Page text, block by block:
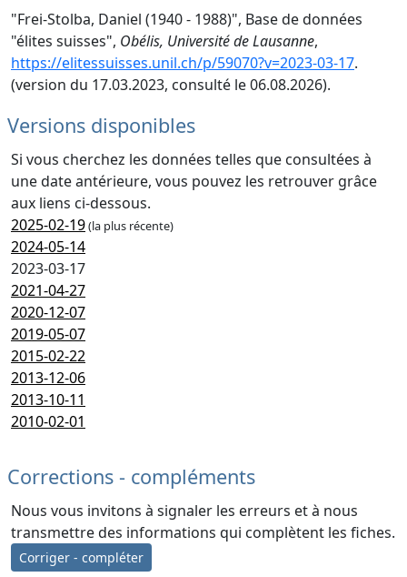
"Frei-Stolba, Daniel (1940 - 1988)", Base de données
"élites suisses", Obélis, Université de Lausanne,
https://elitessuisses.unil.ch/p/59070?v=2023-03-17.
(version du 17.03.2023, consulté le 06.08.2026).
Versions disponibles
Si vous cherchez les données telles que consultées à
une date antérieure, vous pouvez les retrouver grâce
aux liens ci-dessous.
2025-02-19(la plus récente)
2024-05-14
2023-03-17
2021-04-27
2020-12-07
2019-05-07
2015-02-22
2013-12-06
2013-10-11
2010-02-01
Corrections - compléments
Nous vous invitons à signaler les erreurs et à nous
transmettre des informations qui complètent les fiches.
Corriger - compléter